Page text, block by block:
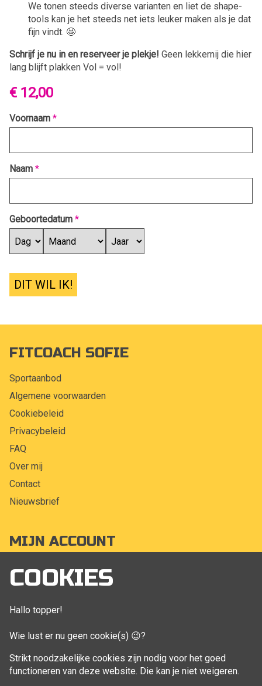
COOKIES
Hallo topper!
Wie lust er nu geen cookie(s) 😉?
Strikt noodzakelijke cookies zijn nodig voor het goed
functioneren van deze website. Die kan je niet weigeren.
We tonen steeds diverse varianten en liet de shape-
tools kan je het steeds net iets leuker maken als je dat
fijn vindt. 🤩
Schrijf je nu in en reserveer je plekje! Geen lekkernij die hier
lang blijft plakken Vol = vol!
€ 12,00
Voornaam *
Naam *
Geboortedatum *
DIT WIL IK!
FITCOACH SOFIE
Sportaanbod
Algemene voorwaarden
Cookiebeleid
Privacybeleid
FAQ
Over mij
Contact
Nieuwsbrief
MIJN ACCOUNT
Mijn account
Bestellingen
Aankoop beheren
VOLG MIJ